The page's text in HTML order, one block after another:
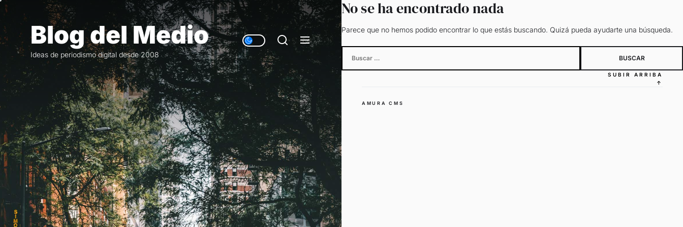
Saltar
contenidoBlog del Medio
Ideas de periodismo digital desde 2008
No se ha encontrado nada
Parece que no hemos podido encontrar lo que estás buscando. Quizá pueda ayudarte una búsqueda.
SUBIR ARRIBA
↑
AMURA CMS